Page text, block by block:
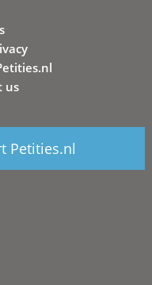
us
Petities.nl